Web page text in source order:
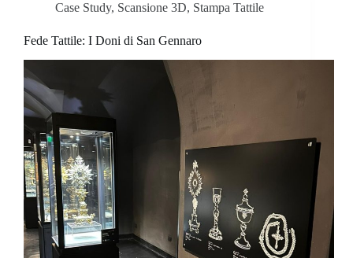
Case Study, Scansione 3D, Stampa Tattile
Fede Tattile: I Doni di San Gennaro